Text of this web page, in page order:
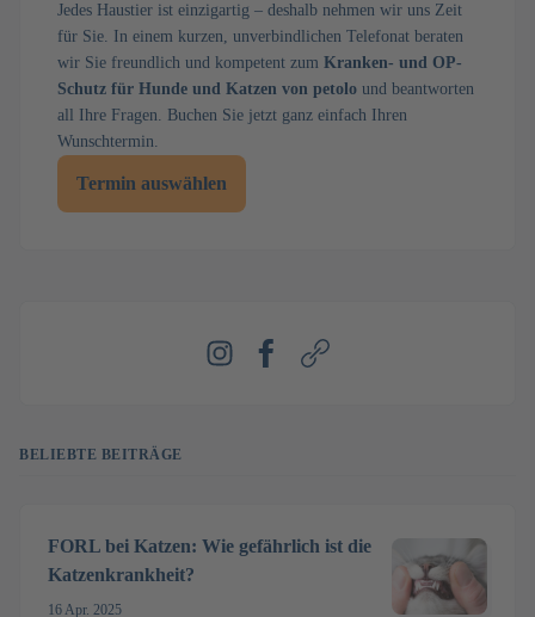
Jedes Haustier ist einzigartig – deshalb nehmen wir uns Zeit
für Sie. In einem kurzen, unverbindlichen Telefonat beraten
wir Sie freundlich und kompetent zum Kranken- und OP-
Schutz für Hunde und Katzen von petolo und beantworten
all Ihre Fragen. Buchen Sie jetzt ganz einfach Ihren
Wunschtermin.
Termin auswählen
BELIEBTE BEITRÄGE
FORL bei Katzen: Wie gefährlich ist die
Katzenkrankheit?
16 Apr. 2025